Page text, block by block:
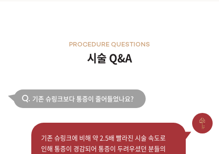
시술 Q&A
PROCEDURE QUESTIONS
Q. 기존 슈링크보다 통증이 줄어들었나요?
기존 슈링크에 비해 약 2.5배 빨라진 시술 속도로
인해 통증이 경감되어 통증이 두려우셨던 분들의